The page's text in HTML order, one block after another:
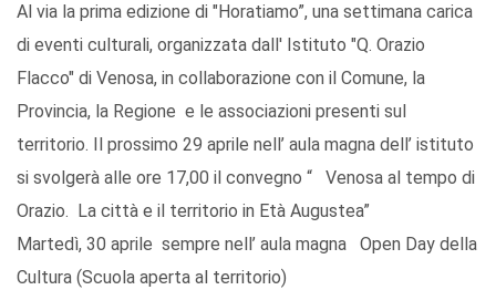
Al via la prima edizione di "Horatiamo”, una settimana carica
di eventi culturali, organizzata dall' Istituto "Q. Orazio
Flacco" di Venosa, in collaborazione con il Comune, la
Provincia, la Regione e le associazioni presenti sul
territorio. Il prossimo 29 aprile nell’ aula magna dell’ istituto
si svolgerà alle ore 17,00 il convegno “ Venosa al tempo di
Orazio. La città e il territorio in Età Augustea”
Martedì, 30 aprile sempre nell’ aula magna Open Day della
Cultura (Scuola aperta al territorio)